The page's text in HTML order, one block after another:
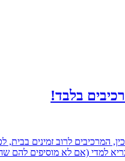
בלבד!
המרכיבים לרוב זמינים בבית,
למדי (אם לא מוסיפים להם